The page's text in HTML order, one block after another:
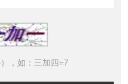
，如：三加四=7